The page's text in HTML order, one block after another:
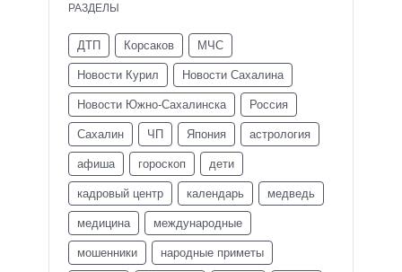
РАЗДЕЛЫ
ДТП Корсаков МЧС
Новости Курил Новости Сахалина
Новости Южно-Сахалинска Россия
Сахалин ЧП Япония астрология
афиша гороскоп дети
кадровый центр календарь медведь
медицина международные
мошенники народные приметы